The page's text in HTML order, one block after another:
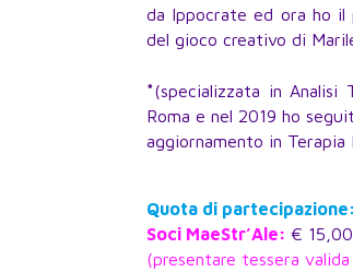
da Ippocrate ed ora ho il
del gioco creativo di
*(specializzata in Analisi
Roma e nel 2019 ho
aggiornamento in
Quota di
Soci MaeStr’Ale: € 15,00
(presentare tessera